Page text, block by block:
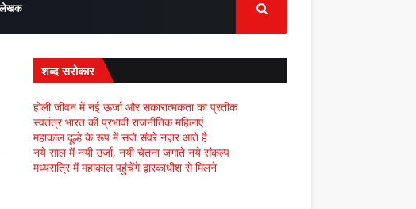
लेखक
शब्द सरोकार
होली जीवन में नई ऊर्जा और सकारात्मकता का प्रतीक
स्वतंत्र भारत की प्रभावी राजनीतिक महिलाएं
महाकाल दूल्हे के रूप में सजे संवरे नज़र आते है
नये साल में नयी उर्जा, नयी चेतना जगाते नये संकल्प
मध्यरात्रि में महाकाल पहुंचेंगे द्वारकाधीश से मिलने